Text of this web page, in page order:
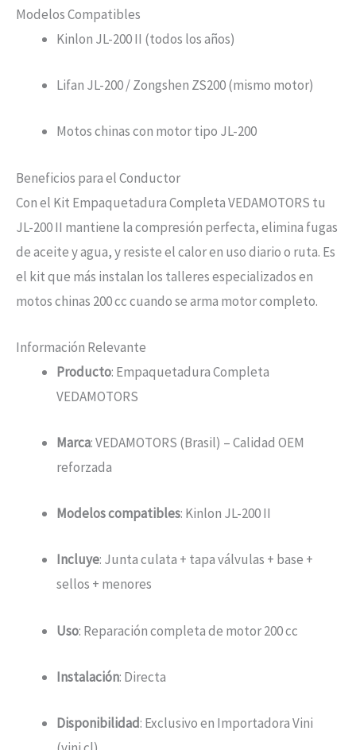
Modelos Compatibles
Kinlon JL-200 II (todos los años)
Lifan JL-200 / Zongshen ZS200 (mismo motor)
Motos chinas con motor tipo JL-200
Beneficios para el Conductor
Con el Kit Empaquetadura Completa VEDAMOTORS tu
JL-200 II mantiene la compresión perfecta, elimina fugas
de aceite y agua, y resiste el calor en uso diario o ruta. Es
el kit que más instalan los talleres especializados en
motos chinas 200 cc cuando se arma motor completo.
Información Relevante
Producto: Empaquetadura Completa
VEDAMOTORS
Marca: VEDAMOTORS (Brasil) – Calidad OEM
reforzada
Modelos compatibles: Kinlon JL-200 II
Incluye: Junta culata + tapa válvulas + base +
sellos + menores
Uso: Reparación completa de motor 200 cc
Instalación: Directa
Disponibilidad: Exclusivo en Importadora Vini